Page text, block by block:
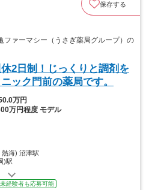
保存する
ァーマシー（うさぎ薬局グループ）の
2日制！じっくりと調剤を
ック門前の薬局です。
万円
万円程度 モデル
熱海) 沼津駅
)駅
未経験者も応募可能